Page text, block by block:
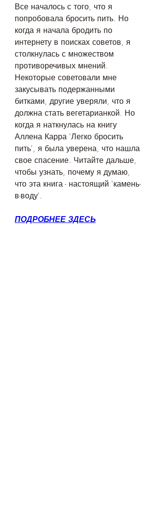
Все началось с того, что я
попробовала бросить пить. Но
когда я начала бродить по
интернету в поисках советов, я
столкнулась с множеством
противоречивых мнений.
Некоторые советовали мне
закусывать подержанными
битками, другие уверяли, что я
должна стать вегетарианкой. Но
когда я наткнулась на книгу
Аллена Карра 'Легко бросить
пить', я была уверена, что нашла
свое спасение. Читайте дальше,
чтобы узнать, почему я думаю,
что эта книга - настоящий 'камень-
в-воду'.
ПОДРОБНЕЕ ЗДЕСЬ